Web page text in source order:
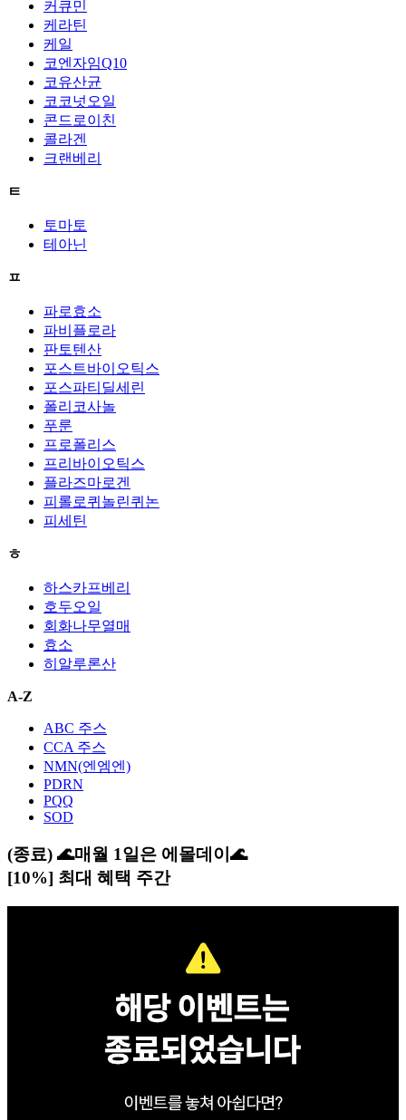
커큐민
케라틴
케일
코엔자임Q10
코유산균
코코넛오일
콘드로이친
콜라겐
크랜베리
ㅌ
토마토
테아닌
ㅍ
파로효소
파비플로라
판토텐산
포스트바이오틱스
포스파티딜세린
폴리코사놀
푸룬
프로폴리스
프리바이오틱스
플라즈마로겐
피롤로퀴놀린퀴논
피세틴
ㅎ
하스카프베리
호두오일
회화나무열매
효소
히알루론산
A-Z
ABC 주스
CCA 주스
NMN(엔엠엔)
PDRN
PQQ
SOD
(종료) 🌊매월 1일은 에몰데이🌊
[10%] 최대 혜택 주간